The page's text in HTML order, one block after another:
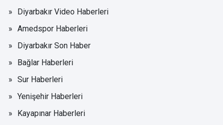
Diyarbakır Video Haberleri
Amedspor Haberleri
Diyarbakır Son Haber
Bağlar Haberleri
Sur Haberleri
Yenişehir Haberleri
Kayapınar Haberleri